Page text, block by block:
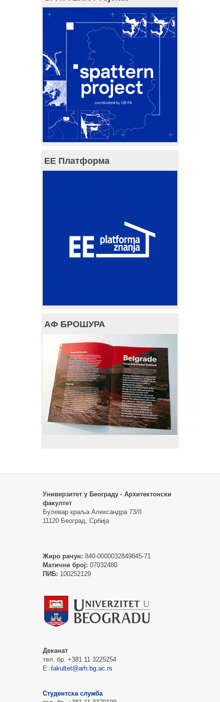
ЕЕ Платформа
АФ БРОШУРА
Универзитет у Београду - Архитектонски
факултет
Булевар краља Александра 73/II
11120 Београд, Србија
Жиро рачун: 840-0000032849845-71
Матични број: 07032480
ПИБ: 100252129
Деканат
тел. бр. +381 11 3225254
Е: fakultet@arh.bg.ac.rs
Студентска служба